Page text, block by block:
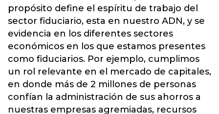
propósito define el espíritu de trabajo del
sector fiduciario, esta en nuestro ADN, y se
evidencia en los diferentes sectores
económicos en los que estamos presentes
como fiduciarios. Por ejemplo, cumplimos
un rol relevante en el mercado de capitales,
en donde más de 2 millones de personas
confían la administración de sus ahorros a
nuestras empresas agremiadas, recursos